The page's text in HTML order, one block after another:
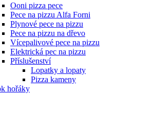
Ooni pizza pece
Pece na pizzu Alfa Forni
Plynové pece na pizzu
Pece na pizzu na dřevo
Vícepalivové pece na pizzu
Elektrická pec na pizzu
Příslušenství
Lopatky a lopaty
Pizza kameny
hořáky